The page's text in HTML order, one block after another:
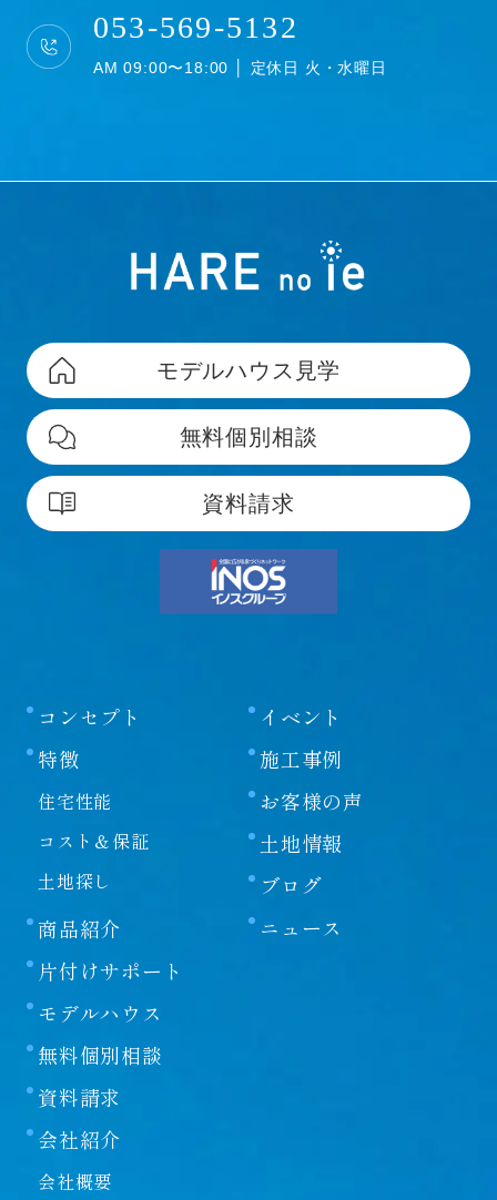
053-569-5132
AM 09:00〜18:00 │ 定休日 火・水曜日
モデルハウス見学
無料個別相談
資料請求
コンセプト
特徴
住宅性能
コスト＆保証
土地探し
商品紹介
片付けサポート
イベント
施工事例
お客様の声
土地情報
ブログ
ニュース
モデルハウス
無料個別相談
資料請求
会社紹介
会社概要